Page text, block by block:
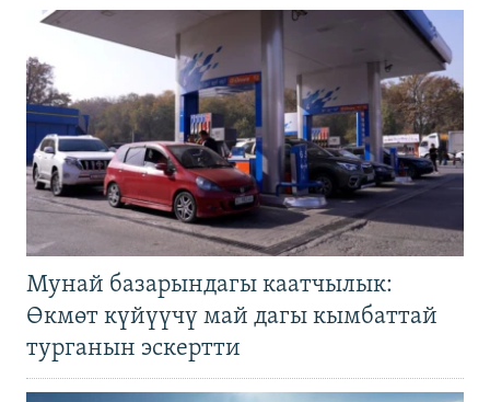
Мунай базарындагы каатчылык:
Өкмөт күйүүчү май дагы кымбаттай
турганын эскертти